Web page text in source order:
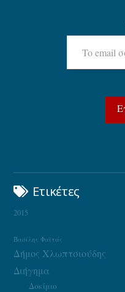
Ετικέτες
2015
Βασίλης Φαϊτάς
Δήμος Χλωπτσιούδης
Διήγημα
Δοκίμιο